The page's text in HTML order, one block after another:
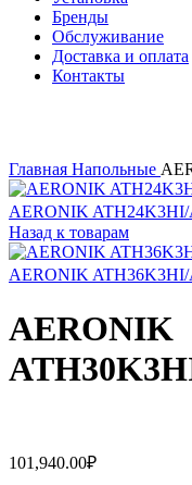
Бренды
Обслуживание
Доставка и оплата
Контакты
Главная Напольные
AERONIK
Назад к товарам
AERONIK
AERONIK
101,940.00₽